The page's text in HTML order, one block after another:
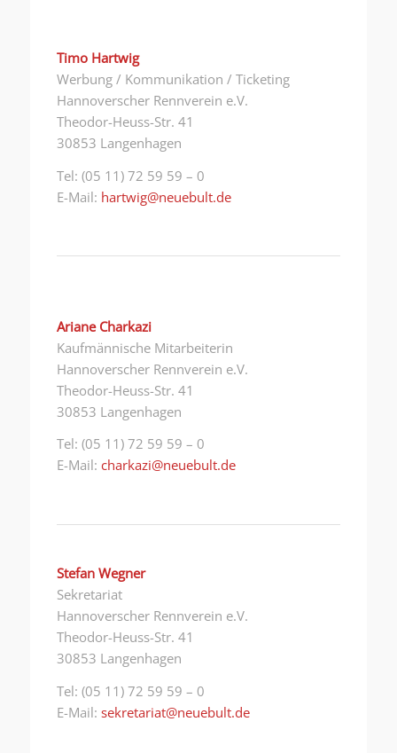
Timo Hartwig
Werbung / Kommunikation / Ticketing
Hannoverscher Rennverein e.V.
Theodor-Heuss-Str. 41
30853 Langenhagen
Tel: (05 11) 72 59 59 – 0
E-Mail: hartwig@neuebult.de
Ariane Charkazi
Kaufmännische Mitarbeiterin
Hannoverscher Rennverein e.V.
Theodor-Heuss-Str. 41
30853 Langenhagen
Tel: (05 11) 72 59 59 – 0
E-Mail: charkazi@neuebult.de
Stefan Wegner
Sekretariat
Hannoverscher Rennverein e.V.
Theodor-Heuss-Str. 41
30853 Langenhagen
Tel: (05 11) 72 59 59 – 0
E-Mail: sekretariat@neuebult.de